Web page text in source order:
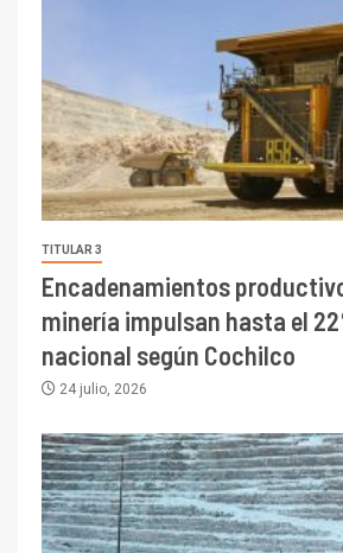
TITULAR 3
Encadenamientos
minería impulsan hasta el
nacional según Cochilco
24 julio, 2026